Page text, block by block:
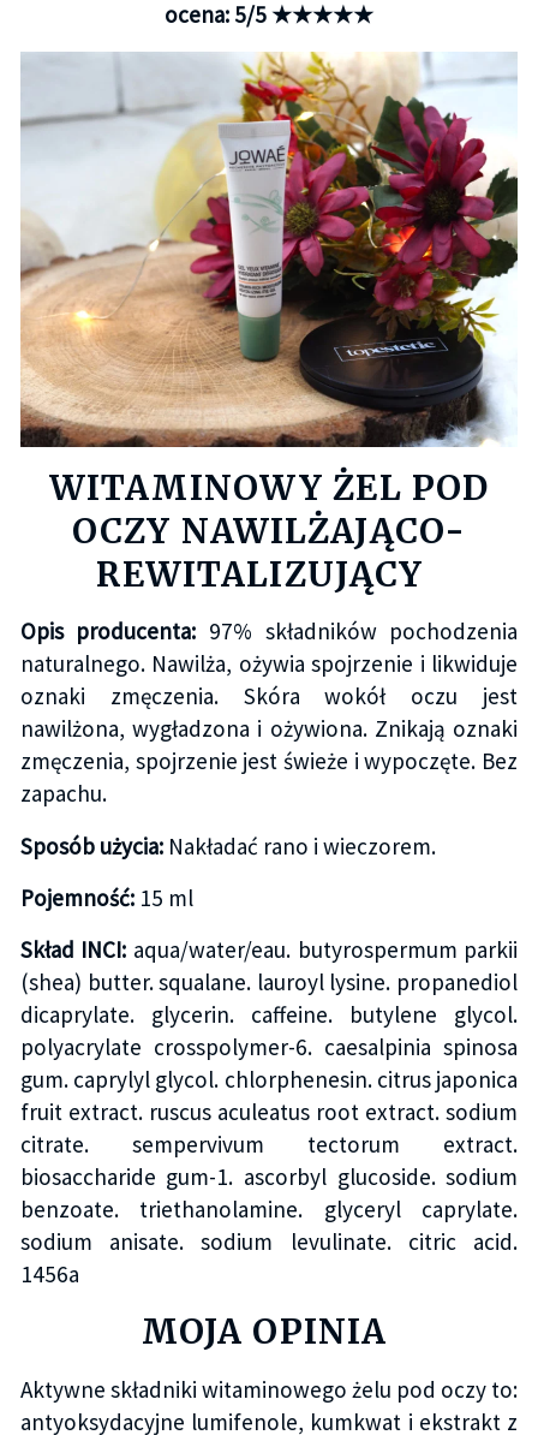
ocena: 5/5 ★★★★★
WITAMINOWY ŻEL POD
OCZY NAWILŻAJĄCO-
REWITALIZUJĄCY
Opis producenta: 97% składników pochodzenia
naturalnego. Nawilża, ożywia spojrzenie i likwiduje
oznaki zmęczenia. Skóra wokół oczu jest
nawilżona, wygładzona i ożywiona. Znikają oznaki
zmęczenia, spojrzenie jest świeże i wypoczęte. Bez
zapachu.
Sposób użycia:Nakładać rano i wieczorem.
Pojemność:15 ml
Skład INCI: aqua/water/eau. butyrospermum parkii
(shea) butter. squalane. lauroyl lysine. propanediol
dicaprylate. glycerin. caffeine. butylene glycol.
polyacrylate crosspolymer-6. caesalpinia spinosa
gum. caprylyl glycol. chlorphenesin. citrus japonica
fruit extract. ruscus aculeatus root extract. sodium
citrate. sempervivum tectorum extract.
biosaccharide gum-1. ascorbyl glucoside. sodium
benzoate. triethanolamine. glyceryl caprylate.
sodium anisate. sodium levulinate. citric acid.
1456a
MOJA OPINIA
Aktywne składniki witaminowego żelu pod oczy to:
antyoksydacyjne lumifenole, kumkwat i ekstrakt z